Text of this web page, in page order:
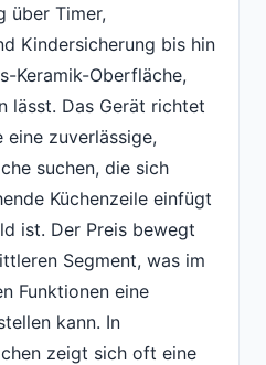
über Timer,
Kindersicherung bis hin
Keramik-Oberfläche,
lässt. Das Gerät richtet
eine zuverlässige,
suchen, die sich
Küchenzeile einfügt
ist. Der Preis bewegt
Segment, was im
Funktionen eine
kann. In
zeigt sich oft eine